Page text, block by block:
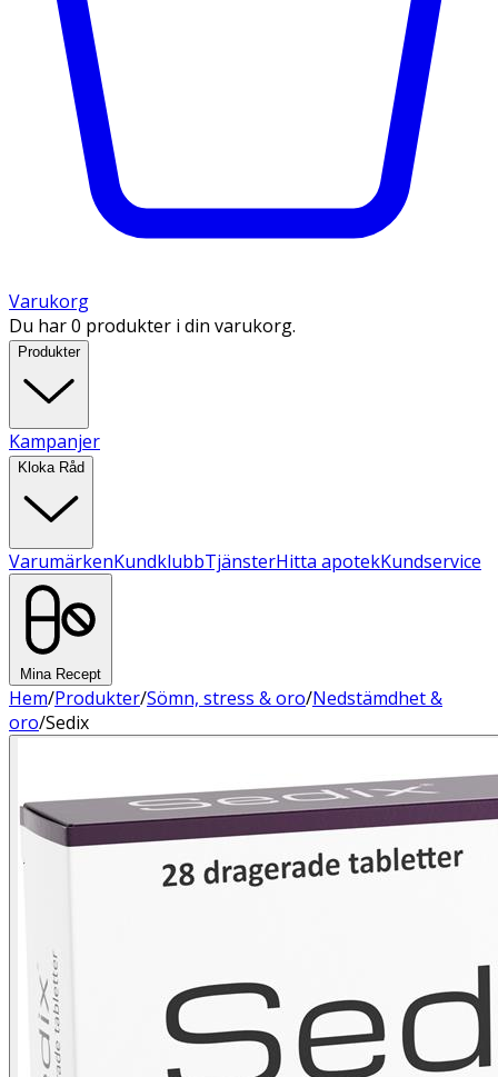
Varukorg
Du har 0 produkter i din varukorg.
Produkter
Kampanjer
Kloka Råd
VarumärkenKundklubbTjänsterHitta apotekKundservice
Mina Recept
Hem/Produkter/Sömn, stress & oro/Nedstämdhet &
oro/Sedix